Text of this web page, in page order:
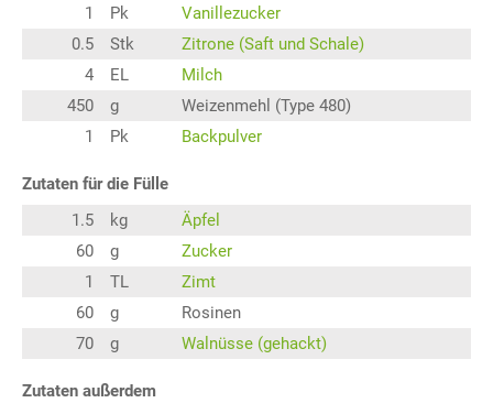
1
Pk
Vanillezucker
0.5
Stk
Zitrone (Saft und Schale)
4
EL
Milch
450
g
Weizenmehl (Type 480)
1
Pk Backpulver
Zutaten für die Fülle
1.5
kg
Äpfel
60
g
Zucker
1
TL
Zimt
60
g
Rosinen
70
g Walnüsse (gehackt)
Zutaten außerdem